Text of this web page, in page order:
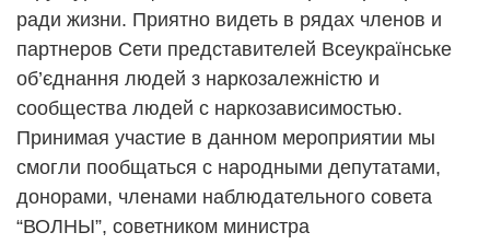
ради жизни. Приятно видеть в рядах членов и
партнеров Сети представителей Всеукраїнське
об’єднання людей з наркозалежністю и
сообщества людей с наркозависимостью.
Принимая участие в данном мероприятии мы
смогли пообщаться с народными депутатами,
донорами, членами наблюдательного совета
“ВОЛНЫ”, советником министра